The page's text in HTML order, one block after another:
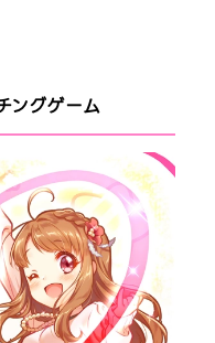
ングゲーム